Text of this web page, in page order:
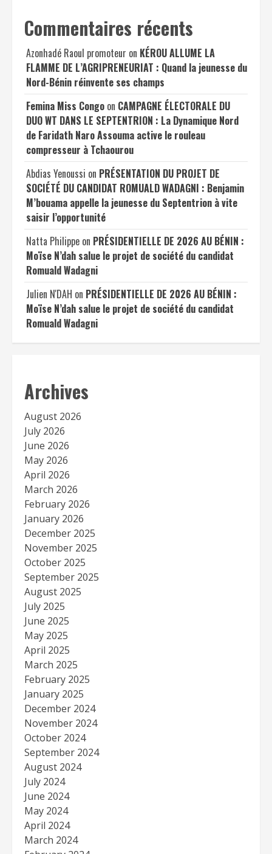
Commentaires récents
Azonhadé Raoul promoteur on KÉROU ALLUME LA
FLAMME DE L’AGRIPRENEURIAT : Quand la jeunesse du
Nord-Bénin réinvente ses champs
Femina Miss Congo on CAMPAGNE ÉLECTORALE DU
DUO WT DANS LE SEPTENTRION : La Dynamique Nord
de Faridath Naro Assouma active le rouleau
compresseur à Tchaourou
Abdias Yenoussi on PRÉSENTATION DU PROJET DE
SOCIÉTÉ DU CANDIDAT ROMUALD WADAGNI : Benjamin
M’bouama appelle la jeunesse du Septentrion à vite
saisir l’opportunité
Natta Philippe on PRÉSIDENTIELLE DE 2026 AU BÉNIN :
Moïse N’dah salue le projet de société du candidat
Romuald Wadagni
Julien N'DAH on PRÉSIDENTIELLE DE 2026 AU BÉNIN :
Moïse N’dah salue le projet de société du candidat
Romuald Wadagni
Archives
August 2026
July 2026
June 2026
May 2026
April 2026
March 2026
February 2026
January 2026
December 2025
November 2025
October 2025
September 2025
August 2025
July 2025
June 2025
May 2025
April 2025
March 2025
February 2025
January 2025
December 2024
November 2024
October 2024
September 2024
August 2024
July 2024
June 2024
May 2024
April 2024
March 2024